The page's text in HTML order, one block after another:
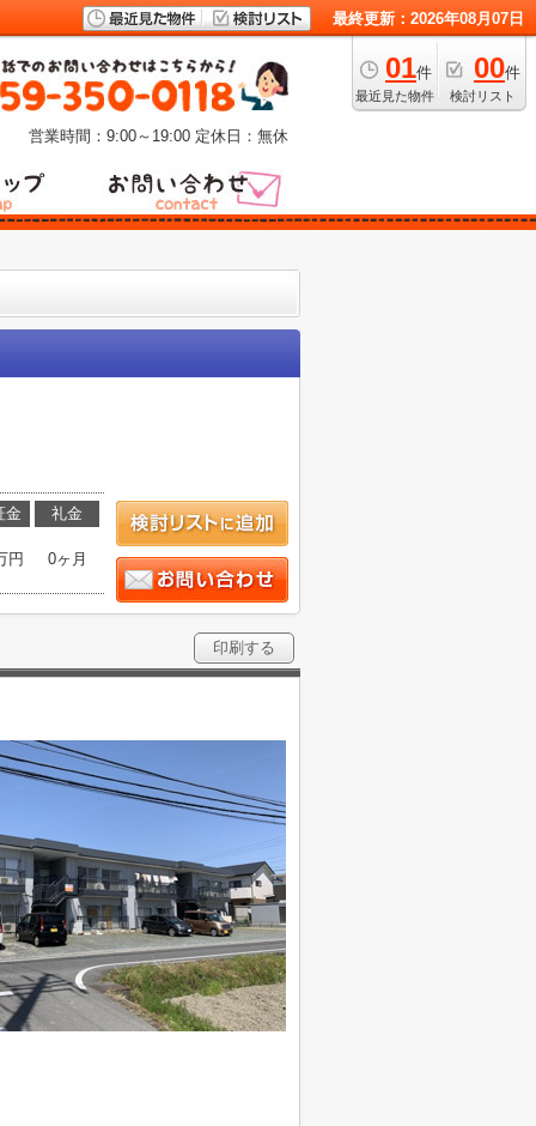
最終更新：2026年08月07日
01件
最近見た物件
00件
検討リスト
営業時間：9:00～19:00 定休日：無休
金
円
礼金
0ヶ月
印刷する